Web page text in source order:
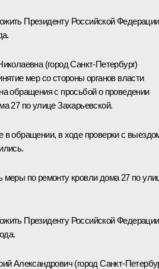
Президенту Российской Федерации
(город Санкт-Петербург)
мер со стороны органов власти
обращения с просьбой о проведении
27 по улице Захарьевской.
в обращении, в ходе проверки с
меры по ремонту кровли дома 27 по
Президенту Российской Федерации
Александрович (город Санкт-